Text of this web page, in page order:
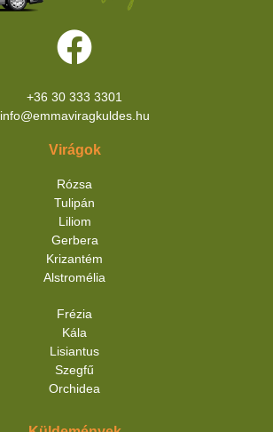
+36 30 333 3301
info@emmaviragkuldes.hu
Virágok
Rózsa
Tulipán
Liliom
Gerbera
Krizantém
Alstromélia
Frézia
Kála
Lisiantus
Szegfű
Orchidea